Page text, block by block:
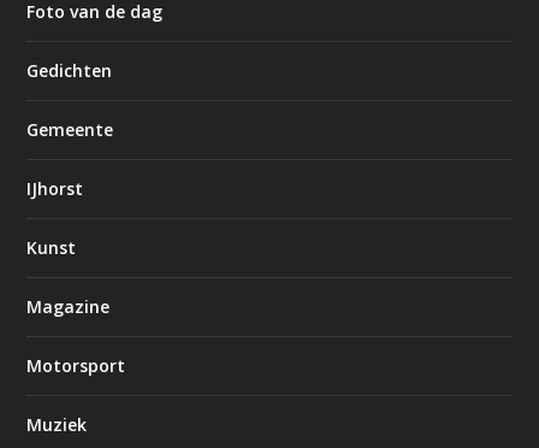
Foto van de dag
Gedichten
Gemeente
IJhorst
Kunst
Magazine
Motorsport
Muziek